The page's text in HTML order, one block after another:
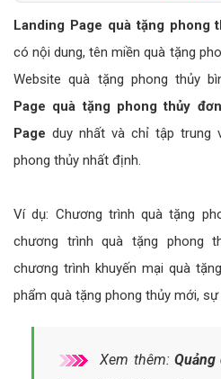
Landing Page quà tặng phong
có nội dung, tên miền quà tặng
Website quà tặng phong thủy
Page quà tặng phong thủy
Page duy nhất và chỉ tập trung
phong thủy nhất định.
Ví dụ: Chương trình quà tặng
chương trình quà tặng phong
chương trình khuyến mại quà
phẩm quà tặng phong thủy mới,
Xem thêm: Quảng